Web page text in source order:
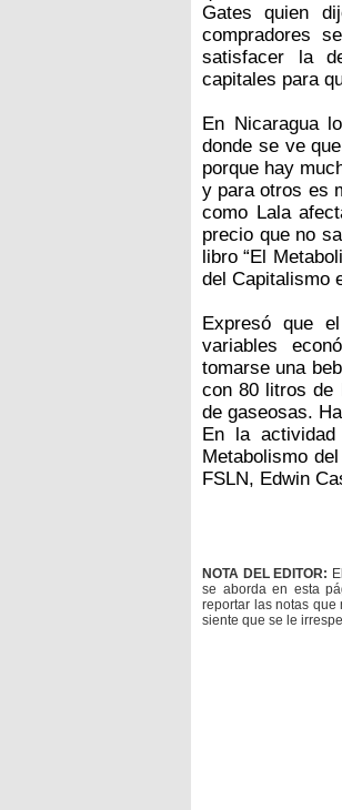
Gates quien
compradores
satisfacer la
capitales para
En Nicaragua
donde se ve
porque hay
y para otros es
como Lala
precio que no
libro “El
del Capitalismo
Expresó que
variables
tomarse una
con 80 litros de
de gaseosas.
En la
Metabolismo
FSLN, Edwin
NOTA DEL EDITOR:
se aborda en esta
reportar las notas que
siente que se le